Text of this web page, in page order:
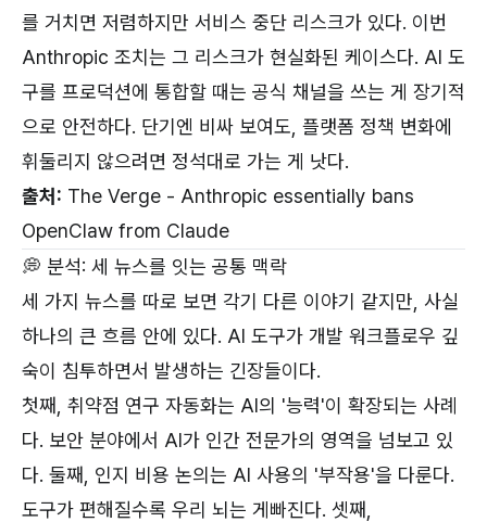
를 거치면 저렴하지만 서비스 중단 리스크가 있다. 이번
Anthropic 조치는 그 리스크가 현실화된 케이스다. AI 도
구를 프로덕션에 통합할 때는 공식 채널을 쓰는 게 장기적
으로 안전하다. 단기엔 비싸 보여도, 플랫폼 정책 변화에
휘둘리지 않으려면 정석대로 가는 게 낫다.
출처: The Verge - Anthropic essentially bans
OpenClaw from Claude
💭 분석: 세 뉴스를 잇는 공통 맥락
세 가지 뉴스를 따로 보면 각기 다른 이야기 같지만, 사실
하나의 큰 흐름 안에 있다. AI 도구가 개발 워크플로우 깊
숙이 침투하면서 발생하는 긴장들이다.
첫째, 취약점 연구 자동화는 AI의 '능력'이 확장되는 사례
다. 보안 분야에서 AI가 인간 전문가의 영역을 넘보고 있
다. 둘째, 인지 비용 논의는 AI 사용의 '부작용'을 다룬다.
도구가 편해질수록 우리 뇌는 게빠진다. 셋째,